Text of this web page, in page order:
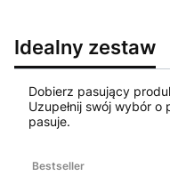
Idealny zestaw
Dobierz pasujący
Uzupełnij swój wybór
pasuje.
Bestseller